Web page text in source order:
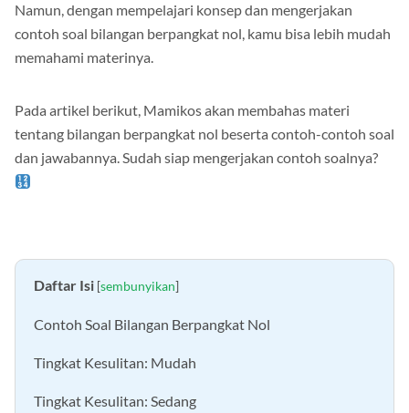
Namun, dengan mempelajari konsep dan mengerjakan
contoh soal bilangan berpangkat nol, kamu bisa lebih mudah
memahami materinya.
Pada artikel berikut, Mamikos akan membahas materi
tentang bilangan berpangkat nol beserta contoh-contoh soal
dan jawabannya. Sudah siap mengerjakan contoh soalnya?
Daftar Isi [sembunyikan]
Contoh Soal Bilangan Berpangkat Nol
Tingkat Kesulitan: Mudah
Tingkat Kesulitan: Sedang